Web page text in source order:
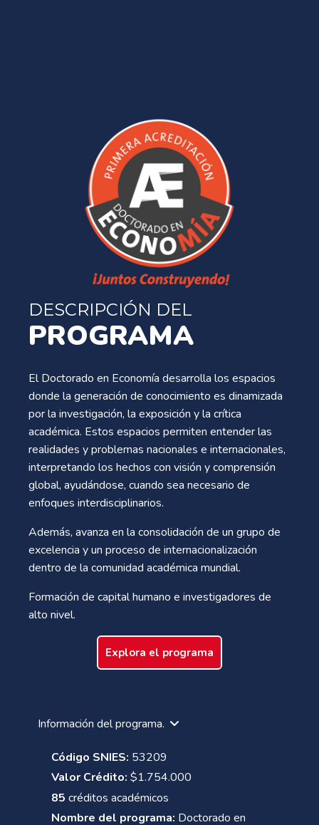
DESCRIPCIÓN DEL
PROGRAMA
El Doctorado en Economía desarrolla los espacios
donde la generación de conocimiento es dinamizada
por la investigación, la exposición y la crítica
académica. Estos espacios permiten entender las
realidades y problemas nacionales e internacionales,
interpretando los hechos con visión y comprensión
global, ayudándose, cuando sea necesario de
enfoques interdisciplinarios.
Además, avanza en la consolidación de un grupo de
excelencia y un proceso de internacionalización
dentro de la comunidad académica mundial.
Formación de capital humano e investigadores de
alto nivel.
Explora el programa
Información del programa.
Código SNIES: 53209
Valor Crédito: $1.754.000
85 créditos académicos
Nombre del programa: Doctorado en